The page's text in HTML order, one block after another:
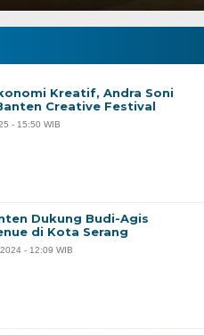
Kreatif, Andra Soni
Creative Festival
- 15:50 WIB
Dukung Budi-Agis
di Kota Serang
- 12:09 WIB